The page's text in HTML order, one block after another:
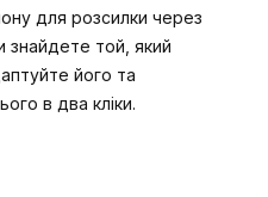
для розсилки через
знайдете той, який
його та
в два кліки.